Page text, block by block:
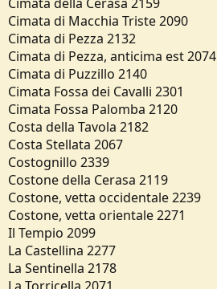
Cimata di Macchia Triste 2090
Cimata di Pezza 2132
Cimata di Pezza, anticima est 2074
Cimata di Puzzillo 2140
Cimata Fossa dei Cavalli 2301
Cimata Fossa Palomba 2120
Costa della Tavola 2182
Costa Stellata 2067
Costognillo 2339
Costone della Cerasa 2119
Costone, vetta occidentale 2239
Costone, vetta orientale 2271
Il Tempio 2099
La Castellina 2277
La Sentinella 2178